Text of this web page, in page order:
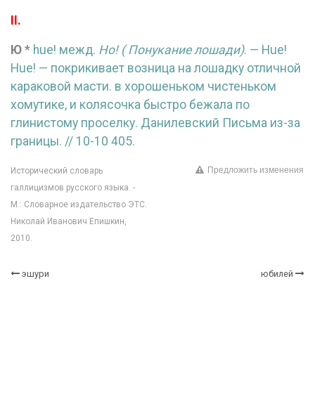
II.
Ю * hue! межд. Но! ( Понукание лошади). — Hue!
Hue! — покрикивает возница на лошадку отличной
караковой масти. в хорошеньком чистеньком
хомутике, и колясочка быстро бежала по
глинистому проселку. Данилевский Письма из-за
границы. // 10-10 405.
Исторический словарь
галлицизмов русского языка. -
М.: Словарное издательство ЭТС.
Николай Иванович Епишкин,
2010.
Предложить изменения
эшури юбилей